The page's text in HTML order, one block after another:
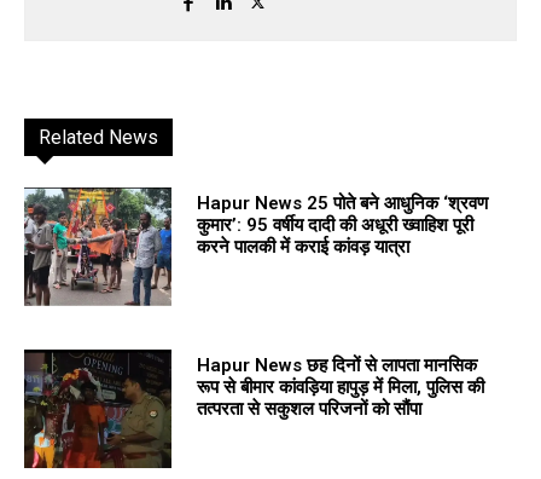
Related News
Hapur News 25 पोते बने आधुनिक ‘श्रवण
कुमार’: 95 वर्षीय दादी की अधूरी ख्वाहिश पूरी
करने पालकी में कराई कांवड़ यात्रा
Hapur News छह दिनों से लापता मानसिक
रूप से बीमार कांवड़िया हापुड़ में मिला, पुलिस की
तत्परता से सकुशल परिजनों को सौंपा